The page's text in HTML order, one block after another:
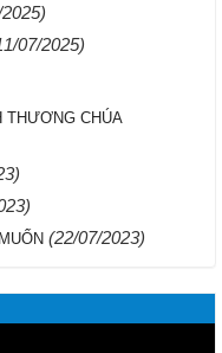
07/2025)
THƯƠNG CHÚA
(22/07/2023)